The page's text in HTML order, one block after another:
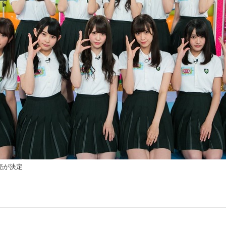
が決定